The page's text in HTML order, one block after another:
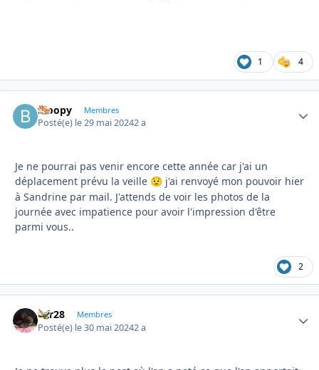
1 4
bloopy Membres
Posté(e) le 29 mai 20242 a
Je ne pourrai pas venir encore cette année car j'ai un
déplacement prévu la veille 😟 j'ai renvoyé mon pouvoir hier
à Sandrine par mail. J'attends de voir les photos de la
journée avec impatience pour avoir l'impression d'être
parmi vous..
2
frfr28 Membres
Posté(e) le 30 mai 20242 a